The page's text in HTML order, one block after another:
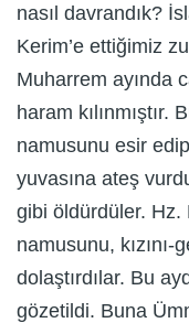
nasıl davrandık?
Kerim’e ettiğimiz
Muharrem ayında
haram
namusunu esir
yuvasına ateş
gibi öldürdüler. Hz.
namusunu,
dolaştırdılar. Bu
gözetildi. Buna